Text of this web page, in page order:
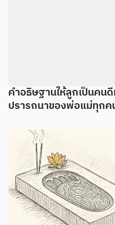
คำอธิษฐานให้ลูกเป็นคน
ปรารถนาของพ่อแม่ทุกค